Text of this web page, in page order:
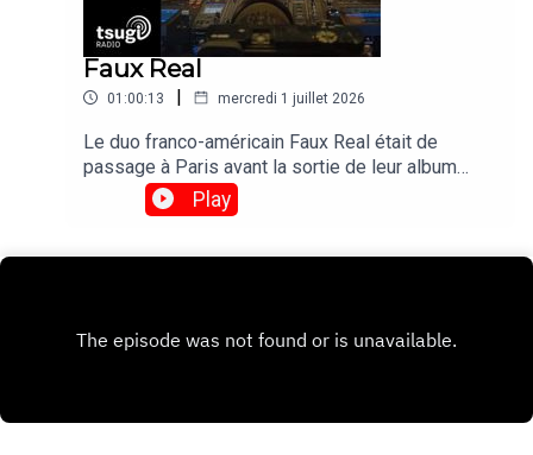
Faux Real
01:00:13 | mercredi 1 juillet 2026
Le duo franco-américain Faux Real était de
passage à Paris avant la sortie de leur album
"Poison Time" le 4 septembre. On en a profité
pour les inviter pour un DJ set exclusif avant de
Play